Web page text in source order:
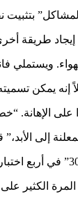
80 دولارًا في
ويستملي
يمكن تسميته
على
إلى
الكثير على